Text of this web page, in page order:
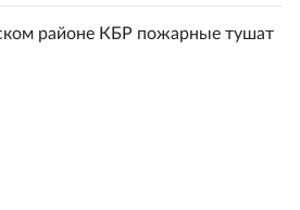
районе КБР пожарные тушат